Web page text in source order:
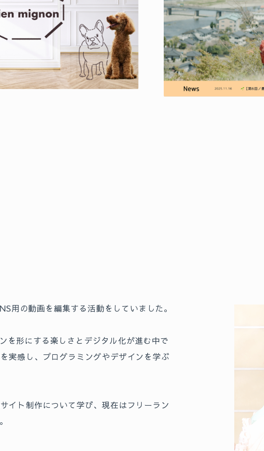
用の動画を編集する活動をしていました。
を形にする楽しさとデジタル化が進む中で
実感し、プログラミングやデザインを学ぶ
イト制作について学び、現在はフリーラン